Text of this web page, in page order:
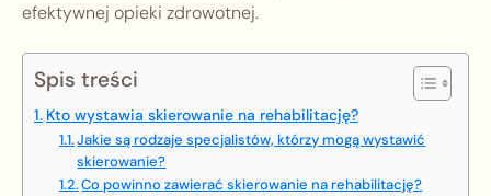
efektywnej opieki zdrowotnej.
Spis treści
Kto wystawia skierowanie na rehabilitację?
Jakie są rodzaje specjalistów, którzy mogą wystawić
skierowanie?
Co powinno zawierać skierowanie na rehabilitację?